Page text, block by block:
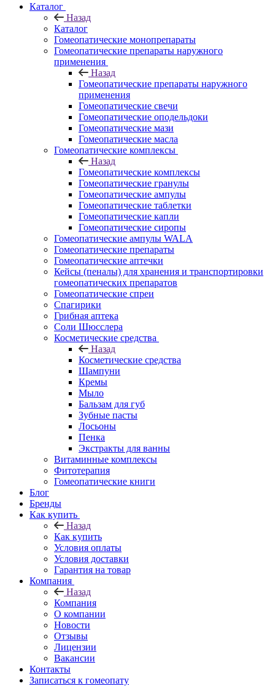
Каталог
Назад
Каталог
Гомеопатические монопрепараты
Гомеопатические препараты наружного
применения
Назад
Гомеопатические препараты наружного
применения
Гомеопатические свечи
Гомеопатические оподельдоки
Гомеопатические мази
Гомеопатические масла
Гомеопатические комплексы
Назад
Гомеопатические комплексы
Гомеопатические гранулы
Гомеопатические ампулы
Гомеопатические таблетки
Гомеопатические капли
Гомеопатические сиропы
Гомеопатические ампулы WALA
Гомеопатические препараты
Гомеопатические аптечки
Кейсы (пеналы) для хранения и транспортировки
гомеопатических препаратов
Гомеопатические спреи
Спагирики
Грибная аптека
Соли Шюсслера
Косметические средства
Назад
Косметические средства
Шампуни
Кремы
Мыло
Бальзам для губ
Зубные пасты
Лосьоны
Пенка
Экстракты для ванны
Витаминные комплексы
Фитотерапия
Гомеопатические книги
Блог
Бренды
Как купить
Назад
Как купить
Условия оплаты
Условия доставки
Гарантия на товар
Компания
Назад
Компания
О компании
Новости
Отзывы
Лицензии
Вакансии
Контакты
Записаться к гомеопату